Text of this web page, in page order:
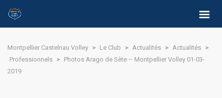
Montpellier Castelnau Volley > Le Club > Actualités > Actualités >
Professionnels > Photos Arago de Sète – Montpellier Volley 01-03-
2019